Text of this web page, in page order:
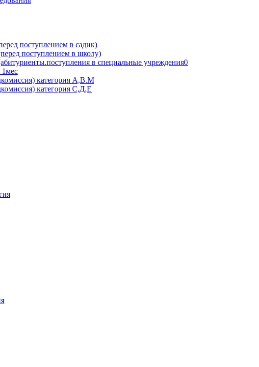
поступлением в садик)
поступлением в школу)
в специальные учреждения0
категория А,В.М
категория С,Д,Е